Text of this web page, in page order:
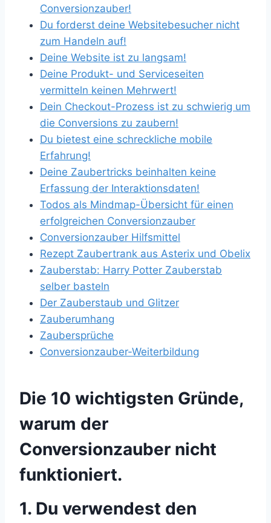
Conversionzauber!
Du forderst deine Websitebesucher nicht
zum Handeln auf!
Deine Website ist zu langsam!
Deine Produkt- und Serviceseiten
vermitteln keinen Mehrwert!
Dein Checkout-Prozess ist zu schwierig um
die Conversions zu zaubern!
Du bietest eine schreckliche mobile
Erfahrung!
Deine Zaubertricks beinhalten keine
Erfassung der Interaktionsdaten!
Todos als Mindmap-Übersicht für einen
erfolgreichen Conversionzauber
Conversionzauber Hilfsmittel
Rezept Zaubertrank aus Asterix und Obelix
Zauberstab: Harry Potter Zauberstab
selber basteln
Der Zauberstaub und Glitzer
Zauberumhang
Zaubersprüche
Conversionzauber-Weiterbildung
Die 10 wichtigsten Gründe,
warum der
Conversionzauber nicht
funktioniert.
1. Du verwendest den